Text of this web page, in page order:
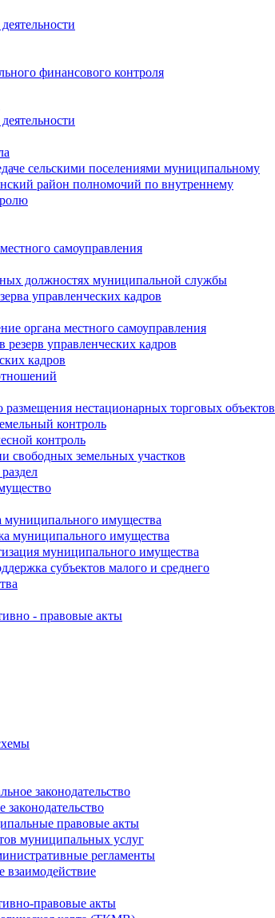
финансового контроля
сельскими поселениями муниципальному
район полномочий по внутреннему
самоуправления
должностях муниципальной службы
управленческих кадров
органа местного самоуправления
резерв управленческих кадров
кадров
нестационарных торговых объектов
контроль
контроль
свободных земельных участков
муниципального имущества
муниципального имущества
муниципального имущества
субъектов малого и среднего
- правовые акты
законодательство
законодательство
правовые акты
муниципальных услуг
регламенты
взаимодействие
правовые акты